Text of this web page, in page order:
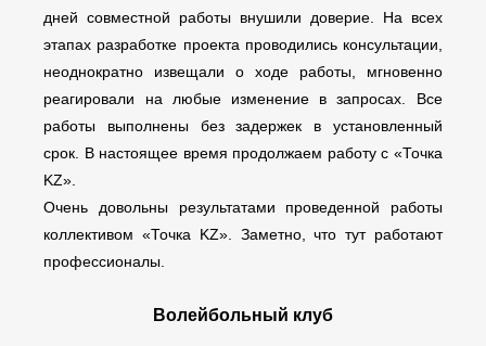
дней совместной работы внушили доверие. На всех
этапах разработке проекта проводились консультации,
неоднократно извещали о ходе работы, мгновенно
реагировали на любые изменение в запросах. Все
работы выполнены без задержек в установленный
срок. В настоящее время продолжаем работу с «Точка
KZ».
Очень довольны результатами проведенной работы
коллективом «Точка KZ». Заметно, что тут работают
профессионалы.
Волейбольный клуб